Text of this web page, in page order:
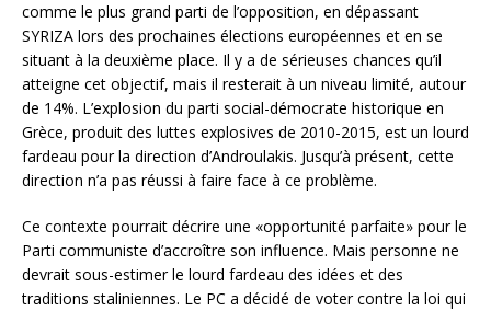
comme le plus grand parti de l’opposition, en dépassant
SYRIZA lors des prochaines élections européennes et en se
situant à la deuxième place. Il y a de sérieuses chances qu’il
atteigne cet objectif, mais il resterait à un niveau limité, autour
de 14%. L’explosion du parti social-démocrate historique en
Grèce, produit des luttes explosives de 2010-2015, est un lourd
fardeau pour la direction d’Androulakis. Jusqu’à présent, cette
direction n’a pas réussi à faire face à ce problème.
Ce contexte pourrait décrire une «opportunité parfaite» pour le
Parti communiste d’accroître son influence. Mais personne ne
devrait sous-estimer le lourd fardeau des idées et des
traditions staliniennes. Le PC a décidé de voter contre la loi qui